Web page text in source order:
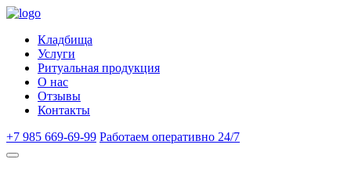
Кладбища
Услуги
Ритуальная продукция
О нас
Отзывы
Контакты
+7 985 669-69-99 Работаем оперативно 24/7